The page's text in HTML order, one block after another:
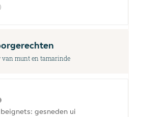
van munt en tamarinde
gesneden ui